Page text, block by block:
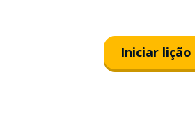
Iniciar lição